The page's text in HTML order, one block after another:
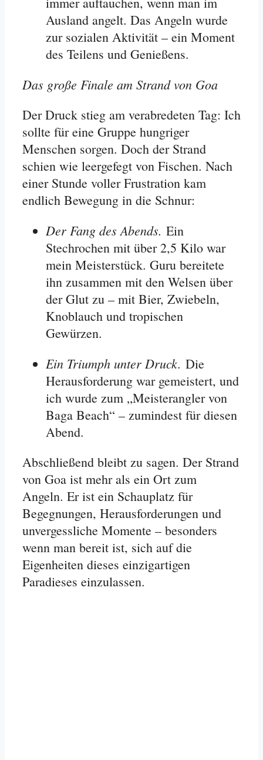
Ausland angelt. Das Angeln wurde
zur sozialen Aktivität – ein Moment
des Teilens und Genießens.
Das große Finale am Strand von Goa
Der Druck stieg am verabredeten Tag: Ich
sollte für eine Gruppe hungriger
Menschen sorgen. Doch der Strand
schien wie leergefegt von Fischen. Nach
einer Stunde voller Frustration kam
endlich Bewegung in die Schnur:
Der Fang des Abends. Ein
Stechrochen mit über 2,5 Kilo war
mein Meisterstück. Guru bereitete
ihn zusammen mit den Welsen über
der Glut zu – mit Bier, Zwiebeln,
Knoblauch und tropischen
Gewürzen.
Ein Triumph unter Druck. Die
Herausforderung war gemeistert, und
ich wurde zum „Meisterangler von
Baga Beach“ – zumindest für diesen
Abend.
Abschließend bleibt zu sagen. Der Strand
von Goa ist mehr als ein Ort zum
Angeln. Er ist ein Schauplatz für
Begegnungen, Herausforderungen und
unvergessliche Momente – besonders
wenn man bereit ist, sich auf die
Eigenheiten dieses einzigartigen
Paradieses einzulassen.